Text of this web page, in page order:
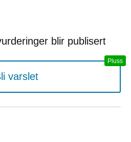
blir publisert
varslet